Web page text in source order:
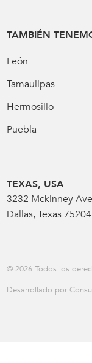
TAMBIÉN
León
Tamaulipas
Hermosillo
Puebla
TEXAS, USA
3232 Mckinney
Dallas, Texas
© 2026 Todos los
Desarrollado por